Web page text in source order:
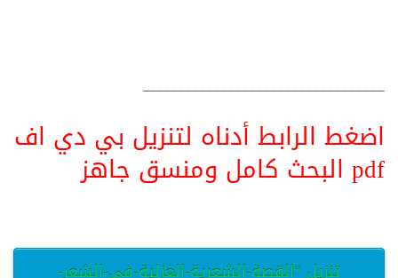
__________________________________
اضغط الرابط أدناه لتنزيل بي دي اف
pdf البحث كامل ومنسق جاهز
تنزيل “القصة-الشعرية-الغزلية-في-الشعر-